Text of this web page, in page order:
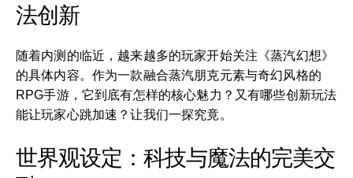
法创新
随着内测的临近，越来越多的玩家开始关注《蒸汽幻想》
的具体内容。作为一款融合蒸汽朋克元素与奇幻风格的
RPG手游，它到底有怎样的核心魅力？又有哪些创新玩法
能让玩家心跳加速？让我们一探究竟。
世界观设定：科技与魔法的完美交